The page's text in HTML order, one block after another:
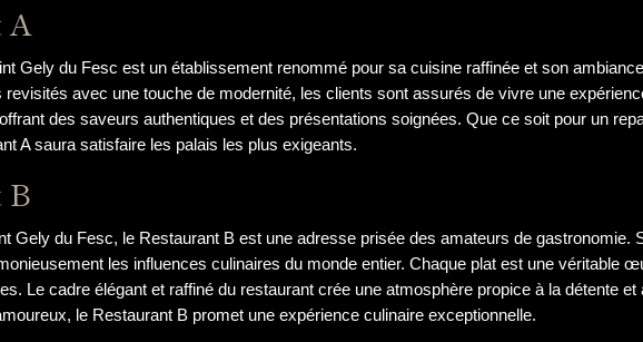
A
Gely du Fesc est un établissement renommé pour sa cuisine raffinée et son
revisités avec une touche de modernité, les clients sont assurés de vivre une
des saveurs authentiques et des présentations soignées. Que ce soit pour un
A saura satisfaire les palais les plus exigeants.
B
Gely du Fesc, le Restaurant B est une adresse prisée des amateurs de gastronomie.
les influences culinaires du monde entier. Chaque plat est une véritable
Le cadre élégant et raffiné du restaurant crée une atmosphère propice à la détente
le Restaurant B promet une expérience culinaire exceptionnelle.